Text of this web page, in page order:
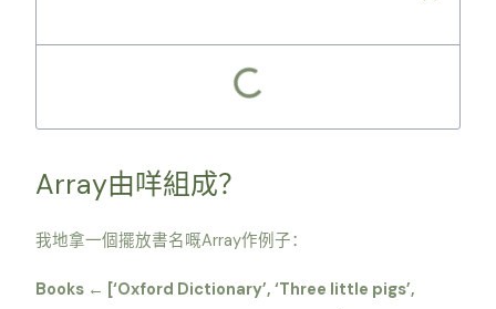
Array由咩組成？
我地拿一個擺放書名嘅Array作例子：
Books ← [‘Oxford Dictionary’, ‘Three little pigs’,